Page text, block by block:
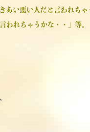
あい悪い人だと言われちゃ
われちゃうかな・・」等。